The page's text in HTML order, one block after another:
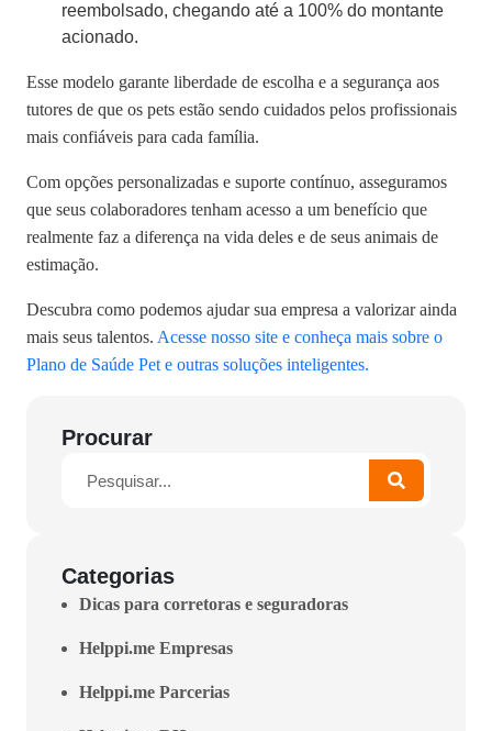
reembolsado, chegando até a 100% do montante
acionado.
Esse modelo garante liberdade de escolha e a segurança aos
tutores de que os pets estão sendo cuidados pelos profissionais
mais confiáveis para cada família.
Com opções personalizadas e suporte contínuo, asseguramos
que seus colaboradores tenham acesso a um benefício que
realmente faz a diferença na vida deles e de seus animais de
estimação.
Descubra como podemos ajudar sua empresa a valorizar ainda
mais seus talentos. Acesse nosso site e conheça mais sobre o
Plano de Saúde Pet e outras soluções inteligentes.
Procurar
Categorias
Dicas para corretoras e seguradoras
Helppi.me Empresas
Helppi.me Parcerias